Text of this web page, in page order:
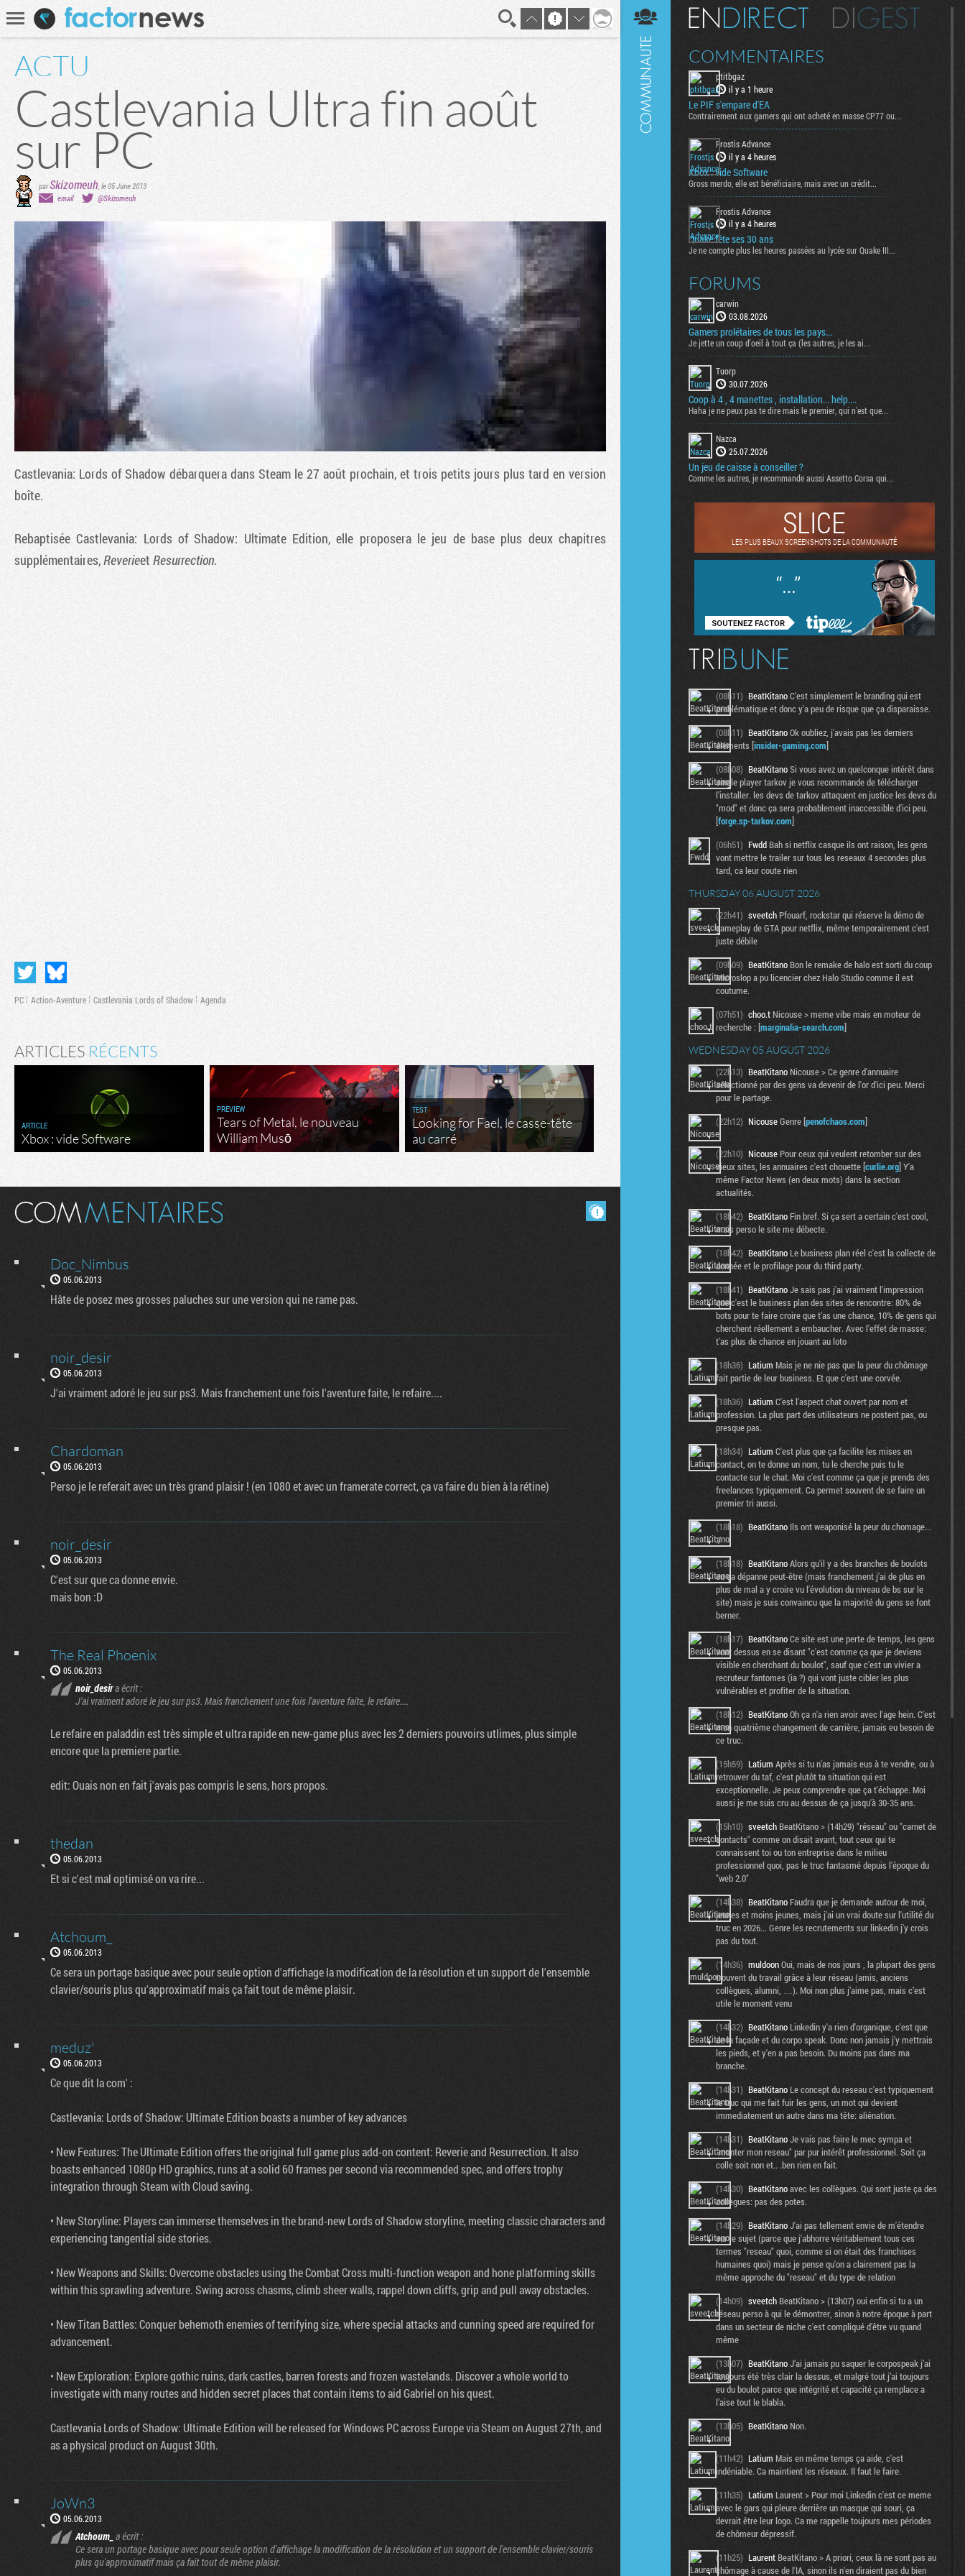
Recherche
ACTU
Castlevania Ultra fin août
sur PC
parSkizomeuh le 05 June 2013
email
@Skizomeuh
Castlevania: Lords of Shadow débarquera dans Steam le 27 août prochain, et trois petits jours plus tard en version
boîte.
RebaptiséeCastlevania: Lords of Shadow: Ultimate Edition, elle proposera le jeu de base plus deux chapitres
supplémentaires,Reverieet Resurrection.
PC Action-Aventure Castlevania Lords of Shadow Agenda
ARTICLES RÉCENTS
ARTICLE
Xbox : vide Software
PREVIEW
Tears of Metal, le nouveau
William Musō
TEST
Looking for Fael, le casse-tête
au carré
Doc_Nimbus
05.06.2013
Hâte de posez mes grosses paluches sur une version qui ne rame pas.
noir_desir
05.06.2013
J'ai vraiment adoré le jeu sur ps3. Mais franchement une fois l'aventure faite, le refaire....
Chardoman
05.06.2013
Perso je le referait avec un très grand plaisir ! (en 1080 et avec un framerate correct, ça va faire du bien à la rétine)
noir_desir
05.06.2013
C'est sur que ca donne envie.
mais bon :D
The Real Phoenix
05.06.2013
noir_desira écrit :
J'ai vraiment adoré le jeu sur ps3. Mais franchement une fois l'aventure faite, le refaire....
Le refaire en paladdin est très simple et ultra rapide en new-game plus avec les 2 derniers pouvoirs utlimes, plus simple
encore que la premiere partie.
edit: Ouais non en fait j'avais pas compris le sens, hors propos.
thedan
05.06.2013
Et si c'est mal optimisé on va rire...
Atchoum_
05.06.2013
Ce sera un portage basique avec pour seule option d'affichage la modification de la résolution et un support de l'ensemble
clavier/souris plus qu'approximatif mais ça fait tout de même plaisir.
meduz'
05.06.2013
Ce que dit la com' :
Castlevania: Lords of Shadow: Ultimate Edition boasts a number of key advances
• New Features: The Ultimate Edition offers the original full game plus add-on content: Reverie and Resurrection. It also
boasts enhanced 1080p HD graphics, runs at a solid 60 frames per second via recommended spec, and offers trophy
integration through Steam with Cloud saving.
• New Storyline: Players can immerse themselves in the brand-new Lords of Shadow storyline, meeting classic characters and
experiencing tangential side stories.
• New Weapons and Skills: Overcome obstacles using the Combat Cross multi-function weapon and hone platforming skills
within this sprawling adventure. Swing across chasms, climb sheer walls, rappel down cliffs, grip and pull away obstacles.
• New Titan Battles: Conquer behemoth enemies of terrifying size, where special attacks and cunning speed are required for
advancement.
• New Exploration: Explore gothic ruins, dark castles, barren forests and frozen wastelands. Discover a whole world to
investigate with many routes and hidden secret places that contain items to aid Gabriel on his quest.
Castlevania Lords of Shadow: Ultimate Edition will be released for Windows PC across Europe via Steam on August 27th, and
as a physical product on August 30th.
JoWn3
05.06.2013
Atchoum_ a écrit :
Ce sera un portage basique avec pour seule option d'affichage la modification de la résolution et un support de l'ensemble clavier/souris
plus qu'approximatif mais ça fait tout de même plaisir.
En direct Digest
COMMENTAIRES
ptitbgaz
il y a 1 heure
Le PIF s'empare d'EA
Contrairement aux gamers qui ont acheté en masse CP77 ou...
Frostis Advance
il y a 4 heures
Xbox : vide Software
Gross merdo, elle est bénéficiaire, mais avec un crédit...
Frostis Advance
il y a 4 heures
Quake fête ses 30 ans
Je ne compte plus les heures passées au lycée sur Quake III...
FORUMS
carwin
03.08.2026
Gamers prolétaires de tous les pays...
Je jette un coup d'oeil à tout ça (les autres, je les ai...
Tuorp
30.07.2026
Coop à 4 , 4 manettes , installation... help....
Haha je ne peux pas te dire mais le premier, qui n'est que...
Nazca
25.07.2026
Un jeu de caisse à conseiller ?
Comme les autres, je recommande aussi Assetto Corsa qui...
SLICE
LES PLUS BEAUX SCREENSHOTS DE LA COMMUNAUTÉ
(08h11) BeatKitanoC'est simplement le branding qui est
problématique et donc y'a peu de risque que ça disparaisse.
(08h11) BeatKitanoOk oubliez, j'avais pas les derniers
éléments [insider-gaming.com]
(08h08) BeatKitanoSi vous avez un quelconque intérêt dans
single player tarkov je vous recommande de télécharger
l'installer. les devs de tarkov attaquent en justice les devs du
"mod" et donc ça sera probablement inaccessible d'ici peu.
[forge.sp-tarkov.com]
(06h51) Fwdd Bah si netflix casque ils ont raison, les gens
vont mettre le trailer sur tous les reseaux 4 secondes plus
tard, ca leur coute rien
THURSDAY 06 AUGUST 2026
(22h41) sveetch Pfouarf, rockstar qui réserve la démo de
gameplay de GTA pour netflix, même temporairement c'est
juste débile
(09h09) BeatKitano Bon le remake de halo est sorti du coup
Microslop a pu licencier chez Halo Studio comme il est
coutume.
(07h51) choo.t Nicouse > meme vibe mais en moteur de
recherche : [marginalia-search.com]
WEDNESDAY 05 AUGUST 2026
(22h13) BeatKitano Nicouse > Ce genre d'annuaire
sélectionné par des gens va devenir de l'or d'ici peu. Merci
pour le partage.
(22h12) NicouseGenre [penofchaos.com]
(22h10) Nicouse Pour ceux qui veulent retomber sur des
vieux sites, les annuaires c'est chouette [curlie.org] Y'a
même Factor News (en deux mots) dans la section
actualités.
(18h42) BeatKitano Fin bref. Si ça sert a certain c'est cool,
mais perso le site me débecte.
(18h42) BeatKitano Le business plan réel c'est la collecte de
donnée et le profilage pour du third party.
(18h41) BeatKitanoJe sais pas j'ai vraiment l'impression
que c'est le business plan des sites de rencontre: 80% de
bots pour te faire croire que t'as une chance, 10% de gens qui
cherchent réellement a embaucher. Avec l'effet de masse:
t'as plus de chance en jouant au loto
(18h36) Latium Mais je ne nie pas que la peur du chômage
fait partie de leur business. Et que c'est une corvée.
(18h36) Latium C'est l'aspect chat ouvert par nom et
profession. La plus part des utilisateurs ne postent pas, ou
presque pas.
(18h34) Latium C'est plus que ça facilite les mises en
contact, on te donne un nom, tu le cherche puis tu le
contacte sur le chat. Moi c'est comme ça que je prends des
freelances typiquement. Ca permet souvent de se faire un
premier tri aussi.
(18h18) BeatKitano Ils ont weaponisé la peur du chomage...
:/
(18h18) BeatKitanoAlors qu'il y a des branches de boulots
ou ça dépanne peut-être (mais franchement j'ai de plus en
plus de mal a y croire vu l'évolution du niveau de bs sur le
site) mais je suis convaincu que la majorité du gens se font
berner.
(18h17) BeatKitanoCe site est une perte de temps, les gens
vont dessus en se disant "c'est comme ça que je deviens
visible en cherchant du boulot", sauf que c'est un vivier a
recruteur fantomes (ia ?) qui vont juste cibler les plus
vulnérables et profiter de la situation.
(18h12) BeatKitanoOh ça n'a rien avoir avec l'age hein. C'est
mon quatrième changement de carrière, jamais eu besoin de
ce truc.
(15h59) Latium Après si tu n'as jamais eus à te vendre, ou à
retrouver du taf, c'est plutôt ta situation qui est
exceptionnelle. Je peux comprendre que ça t'échappe. Moi
aussi je me suis cru au dessus de ça jusqu'à 30-35 ans.
(15h10) sveetch BeatKitano > (14h29) "réseau" ou "carnet de
contacts" comme on disait avant, tout ceux qui te
connaissent toi ou ton entreprise dans le milieu
professionnel quoi, pas le truc fantasmé depuis l'époque du
"web 2.0"
(14h38) BeatKitano Faudra que je demande autour de moi,
jeunes et moins jeunes, mais j'ai un vrai doute sur l'utilité du
truc en 2026... Genre les recrutements sur linkedin j'y crois
pas du tout.
(14h36) muldoonOui, mais de nos jours , la plupart des gens
trouvent du travail grâce à leur réseau (amis, anciens
collègues, alumni, …). Moi non plus j’aime pas, mais c’est
utile le moment venu
(14h32) BeatKitano Linkedin y'a rien d'organique, c'est que
de la façade et du corpo speak. Donc non jamais j'y mettrais
les pieds, et y'en a pas besoin. Du moins pas dans ma
branche.
(14h31) BeatKitano Le concept du reseau c'est typiquement
le truc qui me fait fuir les gens, un mot qui devient
immediatement un autre dans ma tête: aliénation.
(14h31) BeatKitanoJe vais pas faire le mec sympa et
"monter mon reseau" par pur intérêt professionnel. Soit ça
colle soit non et.. .ben rien en fait.
(14h30) BeatKitanoavec les collègues. Qui sont juste ça des
collègues: pas des potes.
(14h29) BeatKitanoJ'ai pas tellement envie de m'étendre
sur le sujet (parce que j'abhorre véritablement tous ces
termes "reseau" quoi, comme si on était des franchises
humaines quoi) mais je pense qu'on a clairement pas la
même approche du "reseau" et du type de relation
(14h09) sveetch BeatKitano > (13h07) oui enfin si tu a un
réseau perso à qui le démontrer, sinon à notre époque à part
dans un secteur de niche c'est compliqué d'être vu quand
même
(13h07) BeatKitanoJ’ai jamais pu saquer le corpospeak j’ai
toujours été très clair la dessus, et malgré tout j’ai toujours
eu du boulot parce que intégrité et capacité ça remplace a
l’aise tout le blabla.
(13h05) BeatKitano Non.
(11h42) Latium Mais en même temps ça aide, c'est
indéniable. Ca maintient les réseaux. Il faut le faire.
(11h35) Latium Laurent > Pour moi Linkedin c'est ce meme
avec le gars qui pleure derrière un masque qui souri, ça
devrait être leur logo. Ca me rappelle toujours mes périodes
de chômeur dépressif.
(11h25) LaurentBeatKitano > A priori, ceux là ne sont pas au
chômage à cause de l'IA, sinon ils n'en diraient pas du bien